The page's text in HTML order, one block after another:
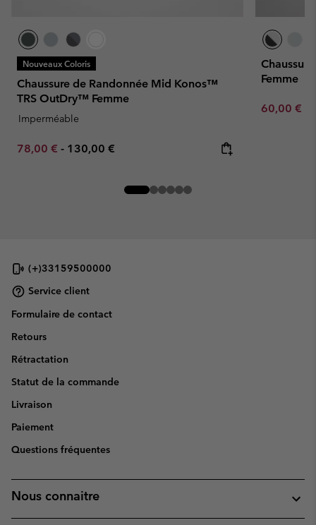
Nouveaux Coloris
Chaussure de Randonnée Mid Konos™
TRS OutDry™ Femme
Imperméable
Minimum sale price:
78,00 € - Maximum price:
130,00 €
Femme
Minimum
60,00 €
(+)33159500000
Service client
Formulaire de contact
Retours
Rétractation
Statut de la commande
Livraison
Paiement
Questions fréquentes
Nous connaitre